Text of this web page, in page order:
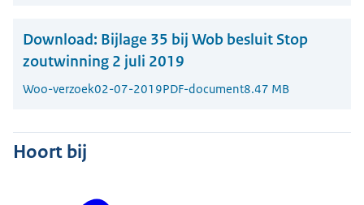
Download: Bijlage 35 bij Wob besluit Stop
zoutwinning 2 juli 2019
Woo-verzoek02-07-2019PDF-document8.47 MB
Hoort bij